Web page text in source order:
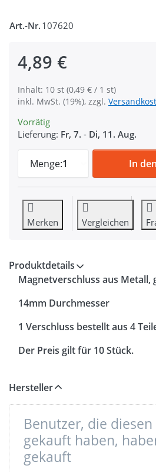
Art.-Nr. 107620
4,89 €
Inhalt: 10 st (0,49 € / 1 st)
inkl. MwSt. (19%), zzgl.
Vorrätig
Lieferung: Fr, 7. - Di, 11. Aug.
Menge:1 In
Merken Vergleichen
Produktdetails
Magnetverschluss aus Metall,
14mm Durchmesser
1 Verschluss bestellt aus 4
Der Preis gilt für 10 Stück.
Hersteller
Benutzer, die
gekauft haben,
gekauft